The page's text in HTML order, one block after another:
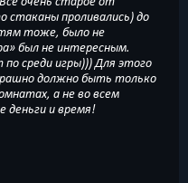
стаканы проливались) до
тоже, было не
был не интересным.
среди игры))) Для этого
должно быть только
а не во всем
деньги и время!